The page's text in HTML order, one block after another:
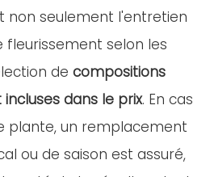
non seulement l'entretien
fleurissement selon les
de compositions
dans le prix. En cas
plante, un remplacement
ou de saison est assuré,